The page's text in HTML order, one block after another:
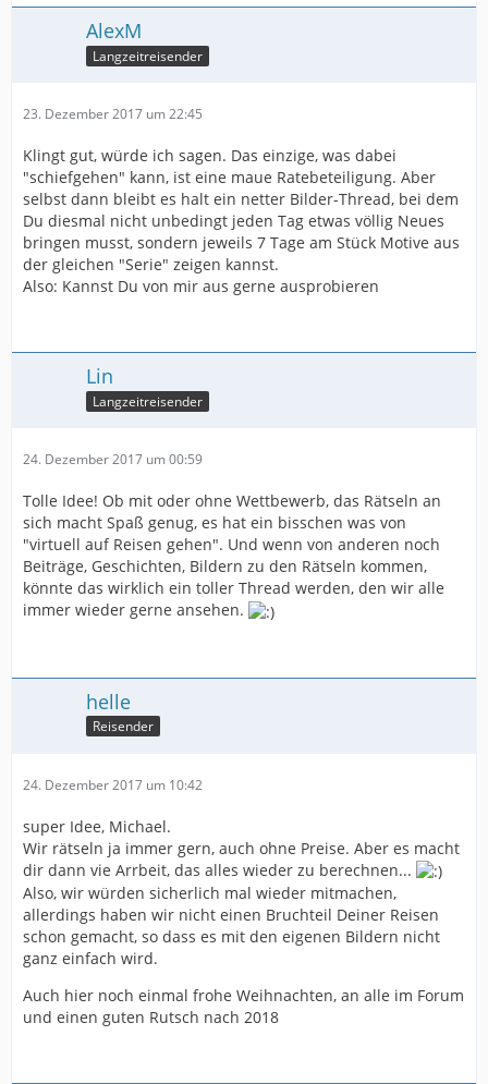
AlexM
Langzeitreisender
23. Dezember 2017 um 22:45
Klingt gut, würde ich sagen. Das einzige, was dabei
"schiefgehen" kann, ist eine maue Ratebeteiligung. Aber
selbst dann bleibt es halt ein netter Bilder-Thread, bei dem
Du diesmal nicht unbedingt jeden Tag etwas völlig Neues
bringen musst, sondern jeweils 7 Tage am Stück Motive aus
der gleichen "Serie" zeigen kannst.
Also: Kannst Du von mir aus gerne ausprobieren
Lin
Langzeitreisender
24. Dezember 2017 um 00:59
Tolle Idee! Ob mit oder ohne Wettbewerb, das Rätseln an
sich macht Spaß genug, es hat ein bisschen was von
"virtuell auf Reisen gehen". Und wenn von anderen noch
Beiträge, Geschichten, Bildern zu den Rätseln kommen,
könnte das wirklich ein toller Thread werden, den wir alle
immer wieder gerne ansehen.
helle
Reisender
24. Dezember 2017 um 10:42
super Idee, Michael.
Wir rätseln ja immer gern, auch ohne Preise. Aber es macht
dir dann vie Arrbeit, das alles wieder zu berechnen...
Also, wir würden sicherlich mal wieder mitmachen,
allerdings haben wir nicht einen Bruchteil Deiner Reisen
schon gemacht, so dass es mit den eigenen Bildern nicht
ganz einfach wird.
Auch hier noch einmal frohe Weihnachten, an alle im Forum
und einen guten Rutsch nach 2018